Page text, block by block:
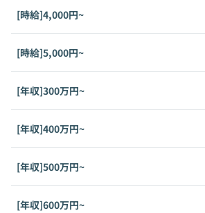
[時給]4,000円~
[時給]5,000円~
[年収]300万円~
[年収]400万円~
[年収]500万円~
[年収]600万円~